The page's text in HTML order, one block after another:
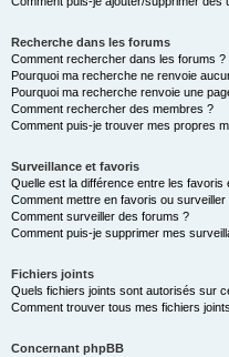
Recherche dans les forums
Comment rechercher dans les forums ?
Pourquoi ma recherche ne renvoie
Pourquoi ma recherche renvoie une
Comment rechercher des membres ?
Comment puis-je trouver mes propres
Surveillance et favoris
Quelle est la différence entre les favoris
Comment mettre en favoris ou
Comment surveiller des forums ?
Comment puis-je supprimer mes
Fichiers joints
Quels fichiers joints sont autorisés sur
Comment trouver tous mes fichiers
Concernant phpBB